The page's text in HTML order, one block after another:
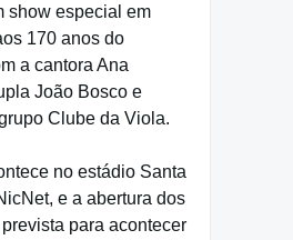
show especial em
170 anos do
a cantora Ana
João Bosco e
Clube da Viola.
no estádio Santa
e a abertura dos
para acontecer